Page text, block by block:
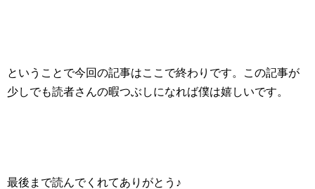
ということで今回の記事はここで終わりです。この記事が
少しでも読者さんの暇つぶしになれば僕は嬉しいです。
最後まで読んでくれてありがとう♪